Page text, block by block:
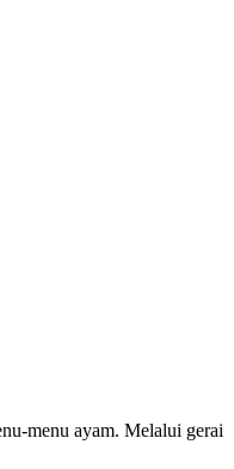
menu ayam. Melalui gerai